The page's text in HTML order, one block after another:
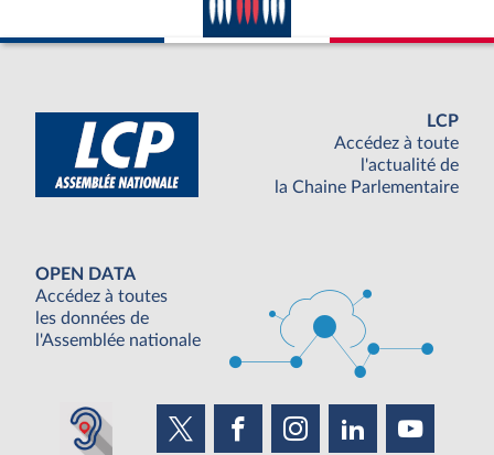
LCP
Accédez à toute
l'actualité de
la Chaine Parlementaire
OPEN DATA
Accédez à toutes
les données de
l'Assemblée nationale